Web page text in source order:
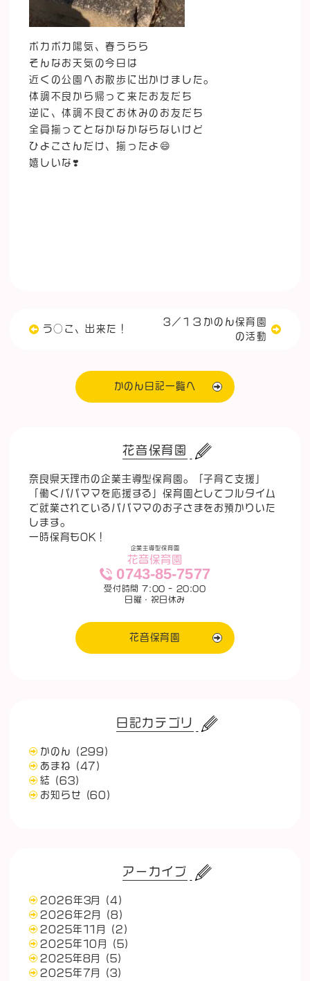
ポカポカ陽気、春うらら
そんなお天気の今日は
近くの公園へお散歩に出かけました。
体調不良から帰って来たお友だち
逆に、体調不良でお休みのお友だち
全員揃ってとなかなかならないけど
ひよこさんだけ、揃ったよ😄
嬉しいな❣️
う◯こ、出来た！
3／１３かのん保育園
の活動
かのん日記一覧へ
花音保育園
奈良県天理市の企業主導型保育園。「子育て支援」
「働くパパママを応援する」保育園としてフルタイム
で就業されているパパママのお子さまをお預かりいた
します。
一時保育もOK！
企業主導型保育園
花音保育園
0743-85-7577
受付時間 7:00 - 20:00
日曜・祝日休み
花音保育園
日記カテゴリ
かのん
(299)
あまね
(47)
結
(63)
お知らせ
(60)
アーカイブ
2026年3月
(4)
2026年2月
(8)
2025年11月
(2)
2025年10月
(5)
2025年8月
(5)
2025年7月
(3)